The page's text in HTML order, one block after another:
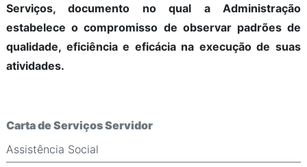
Serviços, documento no qual a Administração
estabelece o compromisso de observar padrões de
qualidade, eficiência e eficácia na execução de suas
atividades.
Carta de Serviços Servidor
Assistência Social